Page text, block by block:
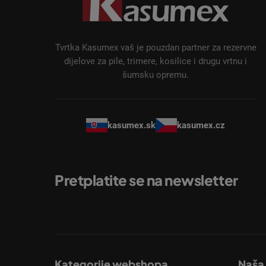
Tvrtka Kasumex vaš je pouzdan partner za rezervne
dijelove za pile, trimere, kosilice i drugu vrtnu i
šumsku opremu.
kasumex.sk kasumex.cz
Pretplatite se na newsletter